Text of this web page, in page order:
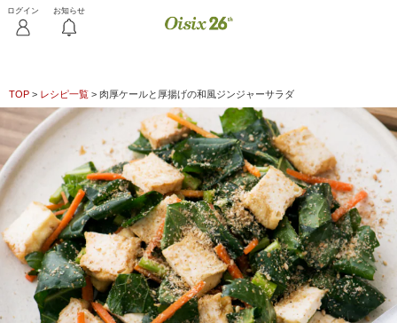
TOP > レシピ一覧 > 肉厚ケールと厚揚げの和風ジンジャーサラダ